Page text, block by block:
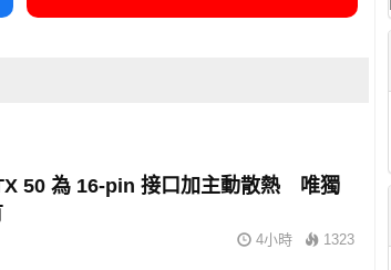
50 為 16-pin 接口加主動散熱 唯獨
4小時 1323